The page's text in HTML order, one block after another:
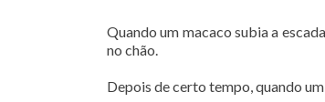
Quando um macaco subia a
no chão.
Depois de certo tempo, quando